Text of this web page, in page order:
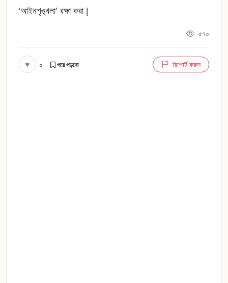
‘আইনশৃঙ্খলা’ রক্ষা করা |
৫৭০
♥ ০ পরে পড়বো রিপোর্ট করুন